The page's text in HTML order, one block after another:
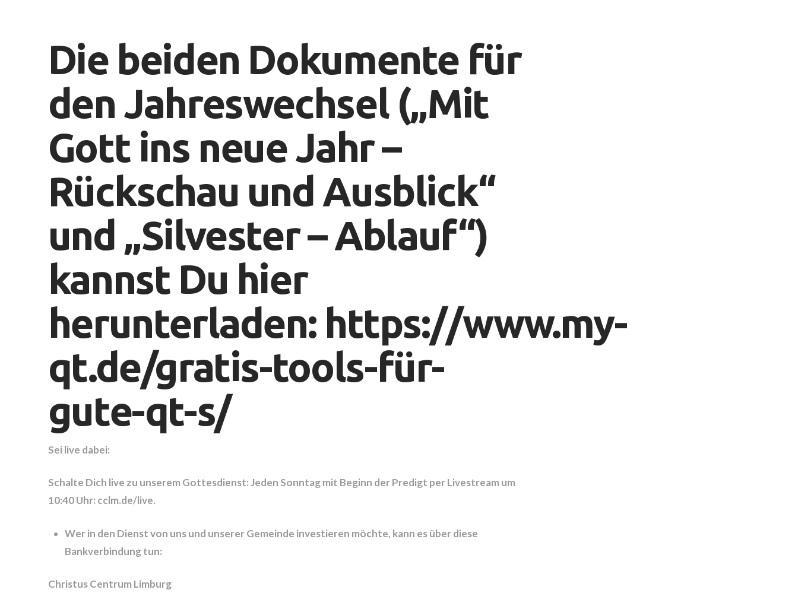
Die beiden Dokumente für
den Jahreswechsel („Mit
Gott ins neue Jahr –
Rückschau und Ausblick“
und „Silvester – Ablauf“)
kannst Du hier
herunterladen: https://www.my-
qt.de/gratis-tools-für-
gute-qt-s/
Sei live dabei:
Schalte Dich live zu unserem Gottesdienst: Jeden Sonntag mit Beginn der Predigt per Livestream um
10:40 Uhr: cclm.de/live.
Wer in den Dienst von uns und unserer Gemeinde investieren möchte, kann es über diese
Bankverbindung tun:
Christus Centrum Limburg